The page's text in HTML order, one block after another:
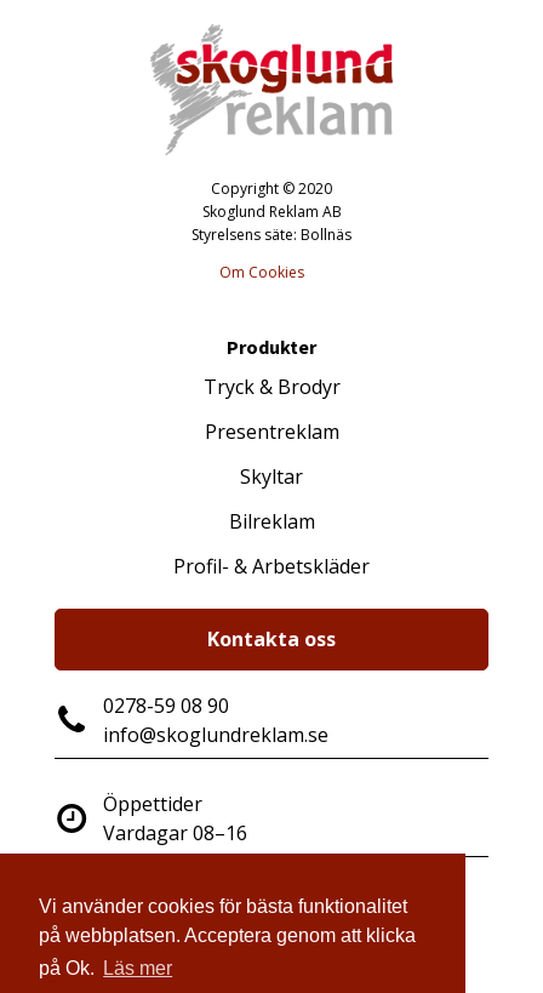
Vi använder cookies för bästa funktionalitet
på webbplatsen. Acceptera genom att klicka
på Ok.
Läs mer
Copyright © 2020
Skoglund Reklam AB
Styrelsens säte: Bollnäs
Om Cookies
Produkter
Tryck & Brodyr
Presentreklam
Skyltar
Bilreklam
Profil- & Arbetskläder
Kontakta oss
0278-59 08 90
info@skoglundreklam.se
Öppettider
Vardagar 08–16
Industrigatan 14
821 41 Bollnäs